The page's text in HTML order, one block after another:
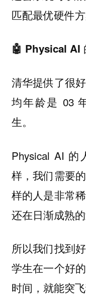
匹配最优硬件
🤖 Physical AI
清华提供了很
均年龄是 03
生。
Physical AI
样，我们需要
样的人是非常
还在日渐成熟的
所以我们找到
学生在一个好
时间，就能突飞